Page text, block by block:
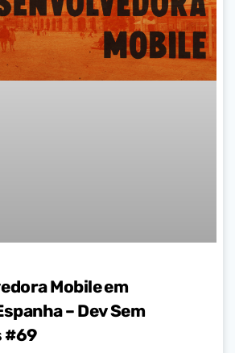
Mobile em
– Dev Sem
#69